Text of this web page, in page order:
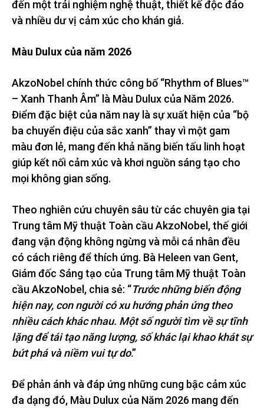
đến một trải nghiệm nghệ thuật, thiết kế độc đáo
và nhiều dư vị cảm xúc cho khán giả.
Màu Dulux của năm 2026
AkzoNobel chính thức công bố “Rhythm of Blues™
– Xanh Thanh Âm” là Màu Dulux của Năm 2026.
Điểm đặc biệt của năm nay là sự xuất hiện của “bộ
ba chuyển điệu của sắc xanh” thay vì một gam
màu đơn lẻ, mang đến khả năng biến tấu linh hoạt
giúp kết nối cảm xúc và khơi nguồn sáng tạo cho
mọi không gian sống.
Theo nghiên cứu chuyên sâu từ các chuyên gia tại
Trung tâm Mỹ thuật Toàn cầu AkzoNobel, thế giới
đang vận động không ngừng và mỗi cá nhân đều
có cách riêng để thích ứng. Bà Heleen van Gent,
Giám đốc Sáng tạo của Trung tâm Mỹ thuật Toàn
cầu AkzoNobel, chia sẻ: “Trước những biến động
hiện nay, con người có xu hướng phản ứng theo
nhiều cách khác nhau. Một số người tìm về sự tĩnh
lặng để tái tạo năng lượng, số khác lại khao khát sự
bứt phá và niềm vui tự do.”
Để phản ánh và đáp ứng những cung bậc cảm xúc
đa dạng đó, Màu Dulux của Năm 2026 mang đến